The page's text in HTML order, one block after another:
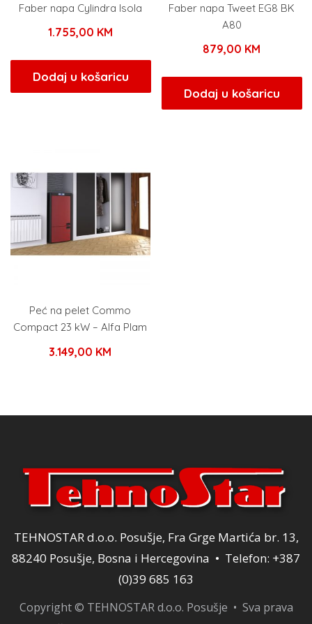
Faber napa Cylindra Isola
1.755,00 KM
Dodaj u košaricu
Faber napa Tweet EG8 BK
A80
879,00 KM
Dodaj u košaricu
Peć na pelet Commo
Compact 23 kW – Alfa Plam
3.149,00 KM
TEHNOSTAR d.o.o. Posušje, Fra Grge Martića br. 13,
88240 Posušje, Bosna i Hercegovina • Telefon: +387
(0)39 685 163
Copyright © TEHNOSTAR d.o.o. Posušje • Sva prava